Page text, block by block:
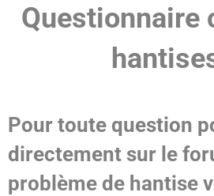
VOYANCE - DIVINATION
Questionnaire
Pour toute question
directement sur le
problème de hantise